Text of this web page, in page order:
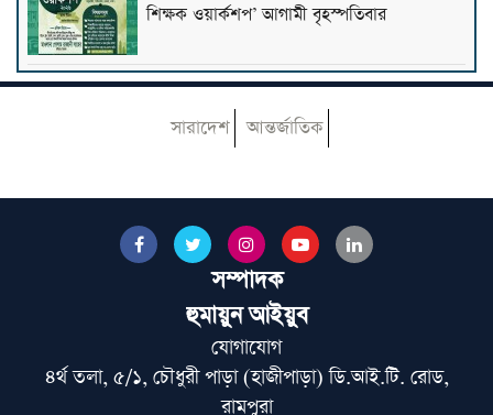
শিক্ষক ওয়ার্কশপ’ আগামী বৃহস্পতিবার
জুলাই জাদুঘরে ভাস্কর্যের বিকল্পে হেফাজতের দুই
প্রস্তাব
রাষ্ট্রপতি নির্বাচনে পরাজয় জেনেও প্রার্থী দেওয়া
বিরোধিতার জন্য বিরোধিতা: মাওলানা ইউসুফী
৯ মাসের বেতন বকেয়া, চালডালের প্রধান
সারাদেশ আন্তর্জাতিক
সম্পাদক
হুমায়ুন আইয়ুব
যোগাযোগ
৪র্থ তলা, ৫/১, চৌধুরী পাড়া (হাজীপাড়া) ডি.আই.টি. রোড,
রামপুরা